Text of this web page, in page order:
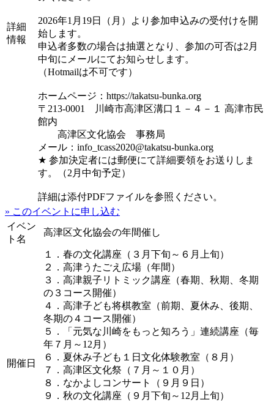
詳細
情報
2026年1月19日（月）より参加申込みの受付けを開
始します。
申込者多数の場合は抽選となり、参加の可否は2月
中旬にメールにてお知らせします。
（Hotmailは不可です）
ホームページ：https://takatsu-bunka.org
〒213-0001 川崎市高津区溝口１－４－１ 高津市民
館内
高津区文化協会 事務局
メール：info_tcass2020@takatsu-bunka.org
★ 参加決定者には郵便にて詳細要領をお送りしま
す。（2月中旬予定）
詳細は添付PDFファイルを参照ください。
» このイベントに申し込む
イベン
ト名
高津区文化協会の年間催し
開催日
１．春の文化講座（３月下旬～６月上旬）
２．高津うたごえ広場（年間）
３．高津親子リトミック講座（春期、秋期、冬期
の３コース開催）
４．高津子ども将棋教室（前期、夏休み、後期、
冬期の４コース開催）
５．「元気な川崎をもっと知ろう」連続講座（毎
年７月～12月）
６．夏休み子ども１日文化体験教室（８月）
７．高津区文化祭（７月～１０月）
８．なかよしコンサート（９月９日）
９．秋の文化講座（９月下旬～12月上旬）